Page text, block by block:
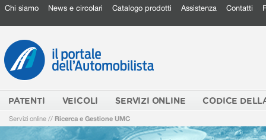
Chi siamo News e circolari Catalogo prodotti Assistenza Contatti
PATENTI VEICOLI SERVIZI ONLINE CODICE
Servizi online // Ricerca e Gestione UMC